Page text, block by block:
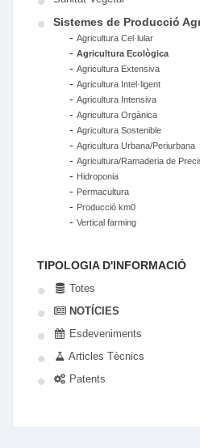
Sistemes de Producció
- Agricultura Cel·lular
- Agricultura Ecològica
- Agricultura Extensiva
- Agricultura Intel·ligent
- Agricultura Intensiva
- Agricultura Orgànica
- Agricultura Sostenible
- Agricultura Urbana/Periurbana
- Agricultura/Ramaderia de
- Hidroponia
- Permacultura
- Producció km0
- Vertical farming
TIPOLOGIA D'INFORMACIÓ
Totes
NOTÍCIES
Esdeveniments
Articles Tècnics
Patents